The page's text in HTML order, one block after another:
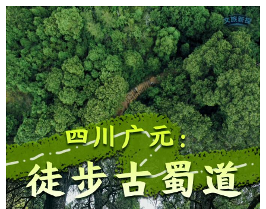
访谈 视频 图片 政务
法律 中央文件 金融 汽车
食品 人居 信息化 数字经济
学术中国 乡村振兴 银龄 溯源中国
城市 旅游 能源 会展
彩票 娱乐 时尚 悦读
公益 一带一路 亚太网 上市公司
文化产业